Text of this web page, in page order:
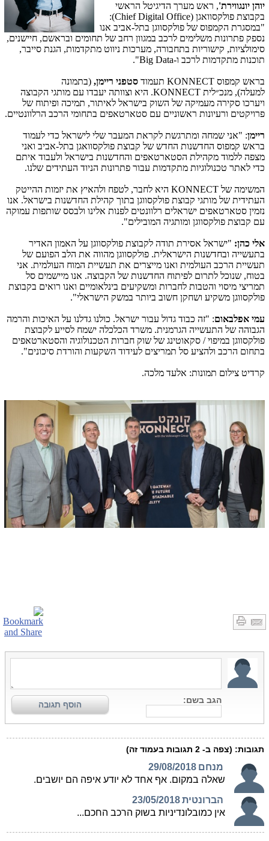
יוהן יונגווירת', ראש מערך הדיגיטל הראשי
בקבוצת פולקסוואגן (Chief Digital Office
):
"במסגרת הקמפוס של פולקסווגן בתל-אביב אנו
נספק פתרונות משלימים לרכב במגוון רחב של תחומים ובראשם, חיישנים,
סימולציות, קישוריות בתחבורה, מערכות ניווט מתקדמות, הגנת סייבר,
תוכנות מתקדמות לרכב ו-Big Data
".
בראש קמפוס KONNECT תעמוד סטפני ריימן, (בתמונה
למעלה), מנכ״לית KONNECT. היא וצוותה יעבדו עם מותגי הקבוצה
ויערכו סקירה מעמיקה של השוק בישראל לאיתור, תמיכה ופיתוח של
פרויקטים ורעיונות ראשוניים עם סטארטאפים בתחומי הרכב הרלוונטיים.
ריימן: "אני שמחה ומתרגשת לקראת המעבר שלי לישראל כדי לעמוד
בראש קמפוס החדשנות החדש של קבוצת פולקסוואגן בתל-אביב ואני
מצפה ללמוד מקהילת הסטארטאפים והחדשנות בישראל ולעבוד איתם
כדי לאתר טכנולוגיות מתקדמות עבור פתרונות הניוד העתידים שלנו.
המשימה של KONNECT היא לחבר, לטפח ולהאיץ את יזמות ההייטק
העתידית של מותגי קבוצת פולקסווגן בתוך קהילת החדשנות בישראל. אנו
נזמין סטארטאפים ישראלים רלוונטים לפנות אלינו ולבסס שותפות עמוקה
עם קבוצת פולקסווגן ומותגיה המובילים".
אלי כהן: "ישראל אסירת תודה לקבוצת פולקסווגן על האמון האדיר
בתעשייה ובחדשנות הישראלית. פולקסווגן מהווה את הלב הפועם של
תעשיית הרכב העולמית ואנו מייצרים את תעשיית המוח העולמית. אני
בטוח, שנוכל לתרום לפיתוח החדשנות של הקבוצה. אנו מיישמים סל
תמריצי מיסוי והטבות לחברות ומשקיעים בינלאומיים ואנו רואים בקבוצת
פולקסווגן משקיע ושחקן חשוב ביותר במשק הישראלי".
עמי אפלבאום: "זה כבוד גדול עבור ישראל. כולנו גדלנו על האיכות והרמה
הגבוהה של התעשייה הגרמנית. משרד הכלכלה ישמח לסייע לקבוצת
פולקסווגן במיפוי / סקאוטינג של שוק חברות הטכנולוגיה והסטארטאפים
בתחום הרכב ולהציע סל תמריצים לעידוד השקעות והורדת סיכונים".
קרדיט צילום תמונות: אלעד מלכה.